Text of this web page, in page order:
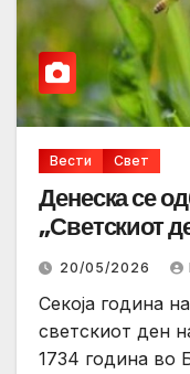
Вести Свет
Денеска се
„Светскиот
20/05/2026
Секоја година
светскиот ден
1734 година во